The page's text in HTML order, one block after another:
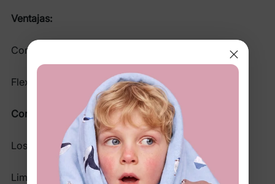
Ventajas:
Comodidad de entrega a domicilio.
Flexibilidad en la elección de estilos.
Contras:
Los costos continuos pueden acumularse.
Limitado a las marcas y estilos ofrecidos por el